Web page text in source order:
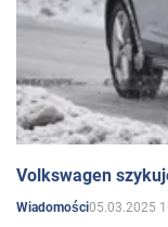
Volkswagen
Wiadomości05.03.2025